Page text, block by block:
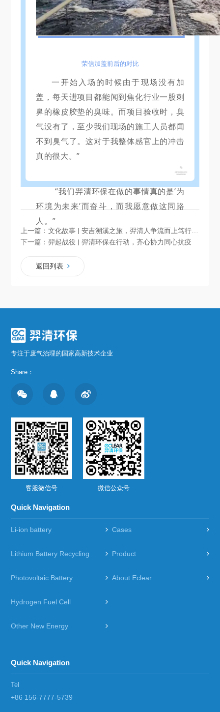
荣信加盖前后的对比
一开始入场的时候由于现场没有加
盖，每天进项目都能闻到焦化行业一股刺
鼻的橡皮胶垫的臭味。而项目验收时，臭
气没有了，至少我们现场的施工人员都闻
不到臭气了。这对于我整体感官上的冲击
真的很大。”
“我们羿清环保在做的事情真的是’为
环境为未来’而奋斗，而我愿意做这同路
人。 ”
上一篇：文化故事 | 安吉溯溪之旅，羿清人争流而上笃行不怠
下一篇：羿起战役 | 羿清环保在行动，齐心协力同心抗疫
返回列表
专注于废气治理的国家高新技术企业
Share：
客服微信号 微信公众号
Quick Navigation
Li-ion battery Cases
Lithium Battery Recycling Product
Photovoltaic Battery About Eclear
Hydrogen Fuel Cell
Other New Energy
Quick Navigation
Tel
+86 156-7777-5739